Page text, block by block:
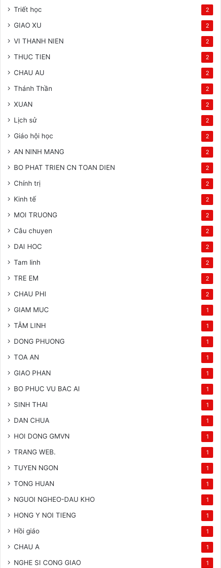
Triết học 2
GIAO XU 2
VI THANH NIEN 2
THUC TIEN 2
CHAU AU 2
Thánh Thần 2
XUAN 2
Lịch sử 2
Giáo hội học 2
AN NINH MANG 2
BO PHAT TRIEN CN TOAN DIEN 2
Chính trị 2
Kinh tế 2
MOI TRUONG 2
Câu chuyen 2
DAI HOC 2
Tam linh 2
TRE EM 2
CHAU PHI 2
GIAM MUC 1
TÂM LINH 1
DONG PHUONG 1
TOA AN 1
GIAO PHAN 1
BO PHUC VU BAC AI 1
SINH THAI 1
DAN CHUA 1
HOI DONG GMVN 1
TRANG WEB. 1
TUYEN NGON 1
TONG HUAN 1
NGUOI NGHEO-DAU KHO 1
HONG Y NOI TIENG 1
Hồi giáo 1
CHAU A 1
NGHE SI CONG GIAO 1